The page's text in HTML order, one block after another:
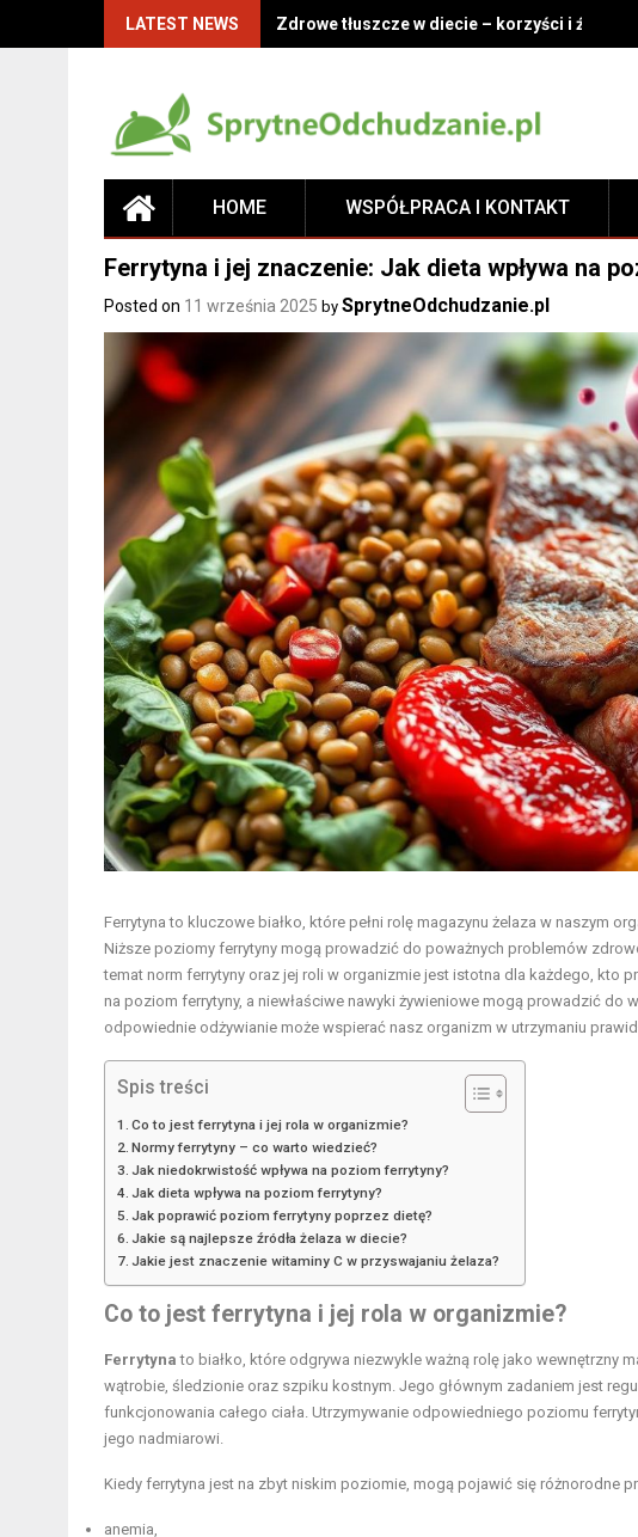
LATEST NEWS Zdrowe tłuszcze w diecie – korzyści i źródła
HOME WSPÓŁPRACA I KONTAKT
Ferrytyna i jej znaczenie: Jak dieta wpływa na
Posted on 11 września 2025 by SprytneOdchudzanie.pl
Ferrytyna to kluczowe białko, które pełni rolę magazynu żelaza w naszym
Niższe poziomy ferrytyny mogą prowadzić do poważnych problemów
temat norm ferrytyny oraz jej roli w organizmie jest istotna dla każdego, kto
na poziom ferrytyny, a niewłaściwe nawyki żywieniowe mogą prowadzić do
odpowiednie odżywianie może wspierać nasz organizm w utrzymaniu
Spis treści
Co to jest ferrytyna i jej rola w organizmie?
Normy ferrytyny – co warto wiedzieć?
Jak niedokrwistość wpływa na poziom ferrytyny?
Jak dieta wpływa na poziom ferrytyny?
Jak poprawić poziom ferrytyny poprzez dietę?
Jakie są najlepsze źródła żelaza w diecie?
Jakie jest znaczenie witaminy C w przyswajaniu żelaza?
Co to jest ferrytyna i jej rola w organizmie?
Ferrytyna to białko, które odgrywa niezwykle ważną rolę jako wewnętrzny
wątrobie, śledzionie oraz szpiku kostnym. Jego głównym zadaniem jest
funkcjonowania całego ciała. Utrzymywanie odpowiedniego poziomu
jego nadmiarowi.
Kiedy ferrytyna jest na zbyt niskim poziomie, mogą pojawić się różnorodne
anemia,